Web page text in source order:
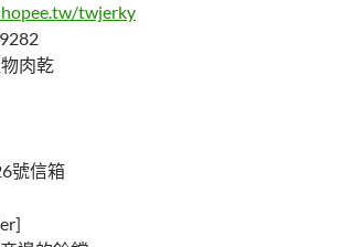
twjerky
肉乾
號信箱